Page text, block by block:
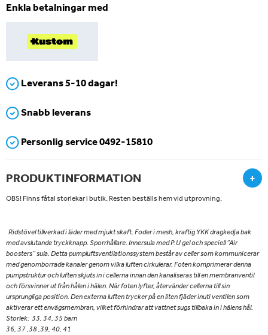
Enkla betalningar med
Leverans 5-10 dagar!
Snabb leverans
Personlig service 0492-15810
PRODUKTINFORMATION +
OBS! Finns fåtal storlekar i butik. Resten beställs hem vid utprovning.
Ridstövel tillverkad i läder med mjukt skaft. Foder i mesh, kraftig YKK dragkedja bak
med avslutande tryckknapp. Sporrhållare. Innersula med P.U gel och speciell ”Air
boosters” sula. Detta pumpluftsventilationssystem består av celler som kommunicerar
med genomborrade kanaler genom vilka luften cirkulerar. Foten komprimerar denna
pumpstruktur och luften skjuts in i cellerna innan den kanaliseras till en membranventil
och försvinner ut från hålen i hälen. När foten lyfter, återvänder cellerna till sin
ursprungliga position. Den externa luften trycker på en liten fjäder inuti ventilen som
aktiverar ett envägsmembran, vilket förhindrar att vattnet sugs tillbaka in i hälens hål.
Storlek: 33, 34, 35 barn
36, 37 ,38 ,39, 40, 41